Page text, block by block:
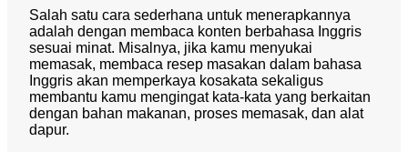
Salah satu cara sederhana untuk menerapkannya
adalah dengan membaca konten berbahasa Inggris
sesuai minat. Misalnya, jika kamu menyukai
memasak, membaca resep masakan dalam bahasa
Inggris akan memperkaya kosakata sekaligus
membantu kamu mengingat kata-kata yang berkaitan
dengan bahan makanan, proses memasak, dan alat
dapur.